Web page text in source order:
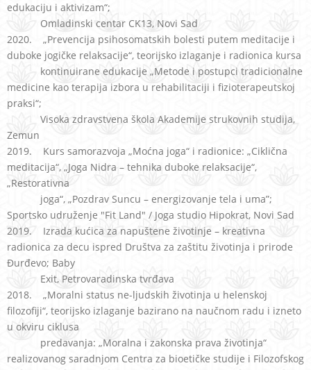
edukaciju i aktivizam“;
Omladinski centar CK13, Novi Sad
2020. „Prevencija psihosomatskih bolesti putem meditacije i
duboke jogičke relaksacije“, teorijsko izlaganje i radionica kursa
kontinuirane edukacije „Metode i postupci tradicionalne
medicine kao terapija izbora u rehabilitaciji i fizioterapeutskoj
praksi“;
Visoka zdravstvena škola Akademije strukovnih studija,
Zemun
2019. Kurs samorazvoja „Moćna joga“ i radionice: „Ciklična
meditacija“, „Joga Nidra – tehnika duboke relaksacije“,
„Restorativna
joga“, „Pozdrav Suncu – energizovanje tela i uma”;
Sportsko udruženje "Fit Land" / Joga studio Hipokrat, Novi Sad
2019. Izrada kućica za napuštene životinje – kreativna
radionica za decu ispred Društva za zaštitu životinja i prirode
Đurđevo; Baby
Exit, Petrovaradinska tvrđava
2018. „Moralni status ne-ljudskih životinja u helenskoj
filozofiji“, teorijsko izlaganje bazirano na naučnom radu i izneto
u okviru ciklusa
predavanja: „Moralna i zakonska prava životinja“
realizovanog saradnjom Centra za bioetičke studije i Filozofskog